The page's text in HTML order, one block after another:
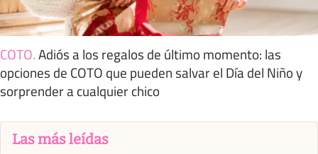
COTO.Adiós a los regalos de último momento: las
opciones de COTO que pueden salvar el Día del Niño y
sorprender a cualquier chico
Las más leídas